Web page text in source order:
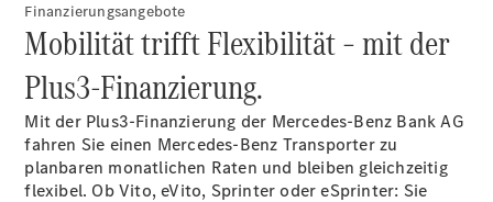
Konfigurator
Probefahrt
Mercedes-
Benz Store
Marco Polo
Finanzierungsangebote
Mobilität trifft Flexibilität – mit der
Plus3-Finanzierung.
Mit der Plus3-Finanzierung der Mercedes-Benz Bank AG
fahren Sie einen Mercedes-Benz Transporter zu
planbaren monatlichen Raten und bleiben gleichzeitig
flexibel. Ob Vito, eVito, Sprinter oder eSprinter: Sie